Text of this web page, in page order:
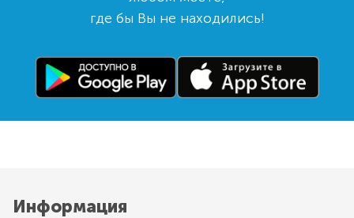
где бы Вы не находились!
Информация